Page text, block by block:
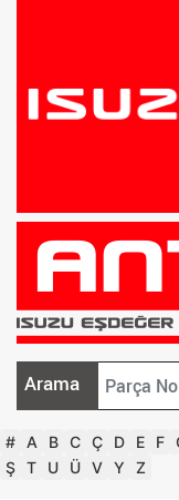
Arama
# A B C Ç D E F
Ş T U Ü V Y Z